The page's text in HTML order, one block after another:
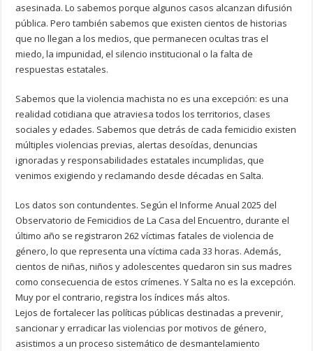
asesinada. Lo sabemos porque algunos casos alcanzan difusión
pública. Pero también sabemos que existen cientos de historias
que no llegan a los medios, que permanecen ocultas tras el
miedo, la impunidad, el silencio institucional o la falta de
respuestas estatales.
Sabemos que la violencia machista no es una excepción: es una
realidad cotidiana que atraviesa todos los territorios, clases
sociales y edades. Sabemos que detrás de cada femicidio existen
múltiples violencias previas, alertas desoídas, denuncias
ignoradas y responsabilidades estatales incumplidas, que
venimos exigiendo y reclamando desde décadas en Salta.
Los datos son contundentes. Según el Informe Anual 2025 del
Observatorio de Femicidios de La Casa del Encuentro, durante el
último año se registraron 262 víctimas fatales de violencia de
género, lo que representa una víctima cada 33 horas. Además,
cientos de niñas, niños y adolescentes quedaron sin sus madres
como consecuencia de estos crímenes. Y Salta no es la excepción.
Muy por el contrario, registra los índices más altos.
Lejos de fortalecer las políticas públicas destinadas a prevenir,
sancionar y erradicar las violencias por motivos de género,
asistimos a un proceso sistemático de desmantelamiento